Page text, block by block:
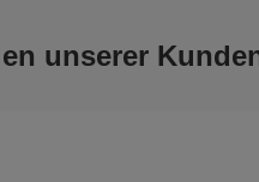
unserer